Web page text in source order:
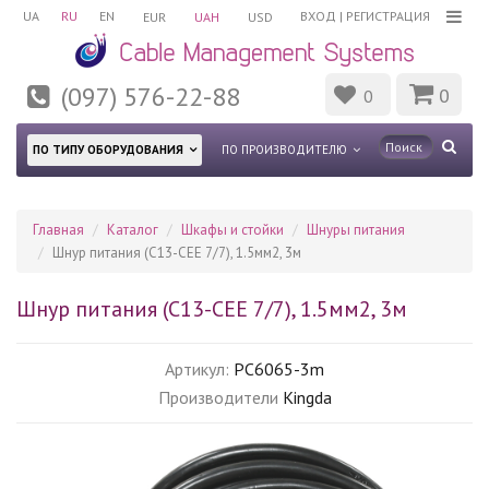
UA RU EN ВХОД | РЕГИСТРАЦИЯ
EUR UAH USD
(097) 576-22-88 0 0
ПО ТИПУ ОБОРУДОВАНИЯ ПО ПРОИЗВОДИТЕЛЮ
Главная Каталог Шкафы и стойки
Шнуры питания
Шнур питания (С13-CEE 7/7), 1.5мм2, 3м
Шнур питания (С13-CEE 7/7), 1.5мм2, 3м
Артикул: PC6065-3m
Производители Kingda